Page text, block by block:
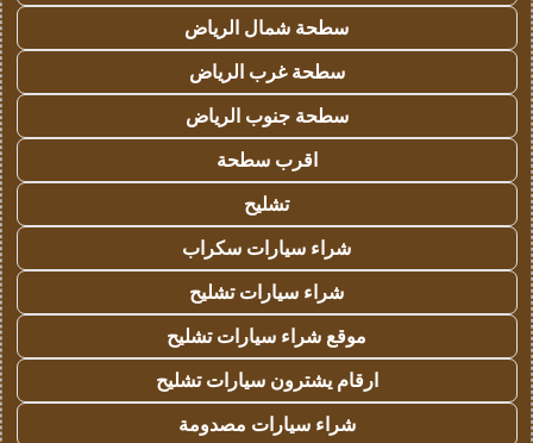
سطحة شمال الرياض
سطحة غرب الرياض
سطحة جنوب الرياض
اقرب سطحة
تشليح
شراء سيارات سكراب
شراء سيارات تشليح
موقع شراء سيارات تشليح
ارقام يشترون سيارات تشليح
شراء سيارات مصدومة